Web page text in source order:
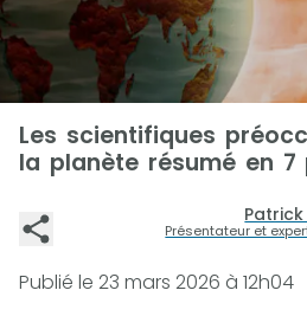
Les scientifiques
la planète résumé en 7
Présentateur et
Publié le 23 mars 2026 à 12h04